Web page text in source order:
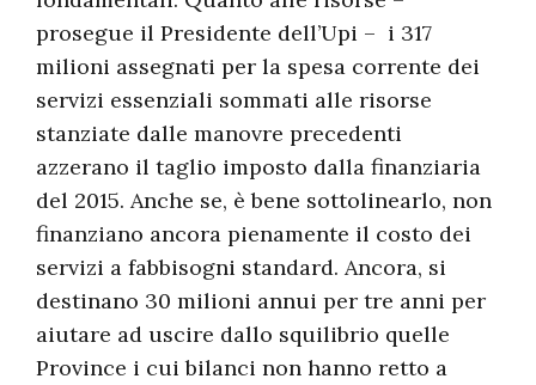
prosegue il Presidente dell’Upi – i 317
milioni assegnati per la spesa corrente dei
servizi essenziali sommati alle risorse
stanziate dalle manovre precedenti
azzerano il taglio imposto dalla finanziaria
del 2015. Anche se, è bene sottolinearlo, non
finanziano ancora pienamente il costo dei
servizi a fabbisogni standard. Ancora, si
destinano 30 milioni annui per tre anni per
aiutare ad uscire dallo squilibrio quelle
Province i cui bilanci non hanno retto a